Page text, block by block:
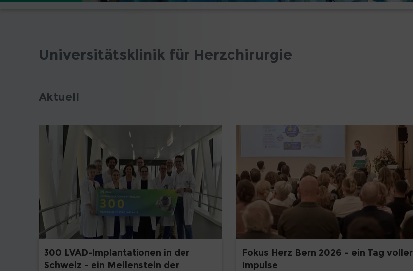
Universitätsklinik für Herzchirurgie
Aktuell
300 LVAD-Implantationen in der
Schweiz – ein Meilenstein der
Fokus Herz Bern 2026 – ein Tag voller
Impulse